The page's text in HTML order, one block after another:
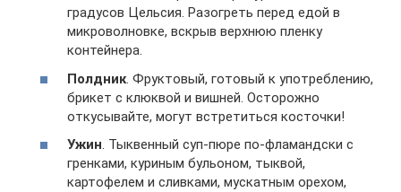
градусов Цельсия. Разогреть перед едой в
микроволновке, вскрыв верхнюю пленку
контейнера.
Полдник. Фруктовый, готовый к употреблению,
брикет с клюквой и вишней. Осторожно
откусывайте, могут встретиться косточки!
Ужин. Тыквенный суп-пюре по-фламандски с
гренками, куриным бульоном, тыквой,
картофелем и сливками, мускатным орехом,